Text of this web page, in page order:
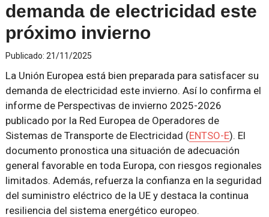
demanda de electricidad este
próximo invierno
Publicado: 21/11/2025
La Unión Europea está bien preparada para satisfacer su
demanda de electricidad este invierno. Así lo confirma el
informe de Perspectivas de invierno 2025-2026
publicado por la Red Europea de Operadores de
Sistemas de Transporte de Electricidad (ENTSO-E). El
documento pronostica una situación de adecuación
general favorable en toda Europa, con riesgos regionales
limitados. Además, refuerza la confianza en la seguridad
del suministro eléctrico de la UE y destaca la continua
resiliencia del sistema energético europeo.